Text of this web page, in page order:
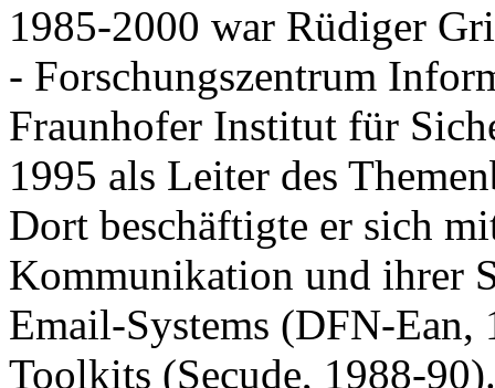
1985-2000 war Rüdiger
- Forschungszentrum
Fraunhofer Institut für
1995 als Leiter des
Dort beschäftigte er sich
Kommunikation und ihrer
Email-Systems (DFN-Ean,
Toolkits (Secude, 1988-